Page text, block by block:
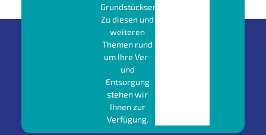
Grundstücksentwässerung?
Zu diesen und
weiteren
Themen rund
um Ihre Ver-
und
Entsorgung
stehen wir
Ihnen zur
Verfügung.